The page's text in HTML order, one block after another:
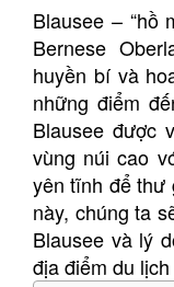
Blausee – “hồ
Bernese
huyền bí và
những điểm
Blausee được
vùng núi cao
yên tĩnh để thư
này, chúng ta
Blausee và lý
địa điểm du